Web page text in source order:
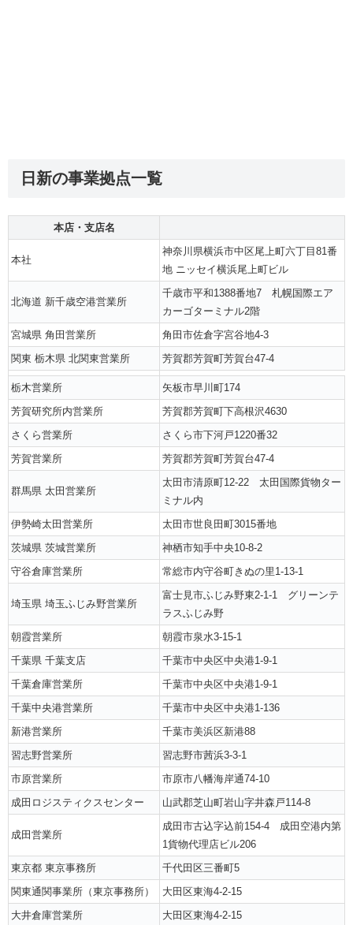
日新の事業拠点一覧
本店・支店名
本社
神奈川県横浜市中区尾上町六丁目81番
地 ニッセイ横浜尾上町ビル
北海道 新千歳空港営業所
千歳市平和1388番地7 札幌国際エア
カーゴターミナル2階
宮城県 角田営業所
角田市佐倉字宮谷地4-3
関東 栃木県 北関東営業所
芳賀郡芳賀町芳賀台47-4
栃木営業所
矢板市早川町174
芳賀研究所内営業所
芳賀郡芳賀町下高根沢4630
さくら営業所
さくら市下河戸1220番32
芳賀営業所
芳賀郡芳賀町芳賀台47-4
群馬県 太田営業所
太田市清原町12-22 太田国際貨物ター
ミナル内
伊勢崎太田営業所
太田市世良田町3015番地
茨城県 茨城営業所
神栖市知手中央10-8-2
守谷倉庫営業所
常総市内守谷町きぬの里1-13-1
埼玉県 埼玉ふじみ野営業所
富士見市ふじみ野東2-1-1 グリーンテ
ラスふじみ野
朝霞営業所
朝霞市泉水3-15-1
千葉県 千葉支店
千葉市中央区中央港1-9-1
千葉倉庫営業所
千葉市中央区中央港1-9-1
千葉中央港営業所
千葉市中央区中央港1-136
新港営業所
千葉市美浜区新港88
習志野営業所
習志野市茜浜3-3-1
市原営業所
市原市八幡海岸通74-10
成田ロジスティクスセンター
山武郡芝山町岩山字井森戸114-8
成田営業所
成田市古込字込前154-4 成田空港内第
1貨物代理店ビル206
東京都 東京事務所
千代田区三番町5
関東通関事業所（東京事務所）
大田区東海4-2-15
大井倉庫営業所
大田区東海4-2-15